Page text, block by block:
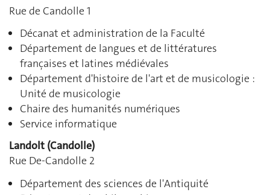
Rue de Candolle 1
Décanat et administration de la Faculté
Département de langues et de littératures
françaises et latines médiévales
Département d'histoire de l'art et de musicologie :
Unité de musicologie
Chaire des humanités numériques
Service informatique
Landolt (Candolle)
Rue De-Candolle 2
Département des sciences de l'Antiquité